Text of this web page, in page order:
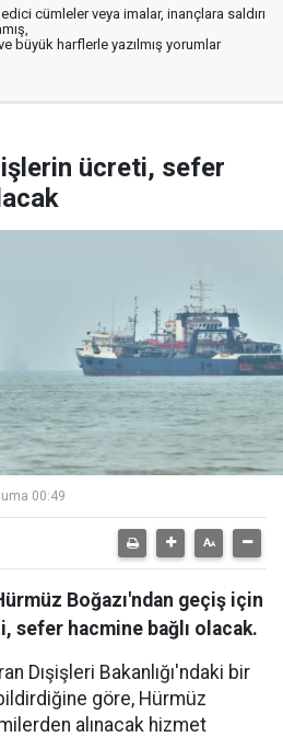
cümleler veya imalar, inançlara saldırı
büyük harflerle yazılmış yorumlar
ücreti, sefer
00:49
Boğazı'ndan geçiş için
sefer hacmine bağlı olacak.
Dışişleri Bakanlığı'ndaki bir
göre, Hürmüz
alınacak hizmet